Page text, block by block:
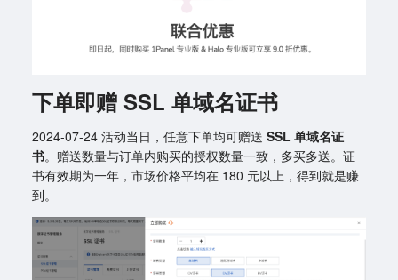
下单即赠 SSL 单域名证书
2024-07-24 活动当日，任意下单均可赠送 SSL 单域名证
书。赠送数量与订单内购买的授权数量一致，多买多送。证
书有效期为一年，市场价格平均在 180 元以上，得到就是赚
到。